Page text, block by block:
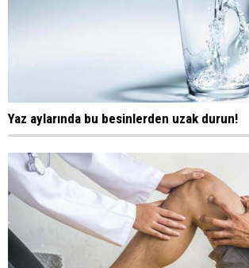
Yaz aylarında bu besinlerden uzak durun!